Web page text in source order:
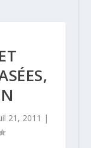
21, 2011 |